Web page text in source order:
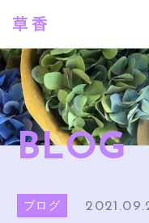
CONCEPT
コンセプト
ORDER INFO
ご注文に際して
BLOG
ブログ